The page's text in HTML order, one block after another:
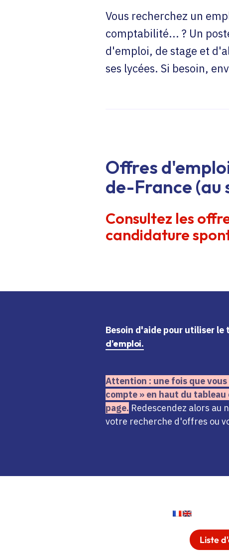
Vous recherchez un
comptabilité... ? Un
d'emploi, de stage et
ses lycées. Si besoin,
Offres
de-France (au
Consultez les
candidature
Besoin d'aide pour utiliser le
d'emploi.
Attention : une fois que vous
compte » en haut du tableau
page. Redescendez alors au
votre recherche d'offres ou